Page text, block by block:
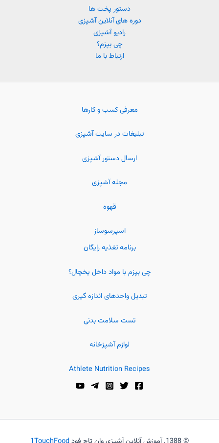
دستور پخت ها
دوره های آنلاین آشپزی
رادیو آشپزی
چی بپزم؟
ارتباط با ما
معرفی کسب و کارها
تبلیغات در سایت آشپزی
ارسال دستور آشپزی
مجله آشپزی
قهوه
اسپرسوساز
برنامه تغذیه رایگان
چی بپزم با مواد داخل یخچال؟
تبدیل واحدهای اندازه گیری
تست سلامت بدنی
لوازم آشپزخانه
Athlete Nutrition Recipes